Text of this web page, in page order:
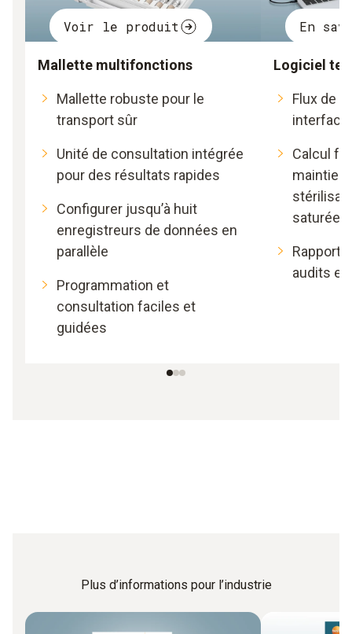
Voir le produit
Mallette multifonctions
Mallette robuste pour le
transport sûr
Unité de consultation intégrée
pour des résultats rapides
Configurer jusqu’à huit
enregistreurs de données en
parallèle
Programmation et
consultation faciles et
guidées
En
Logiciel
Flux de
interface
Calcul
maintien,
saturée
audits
Plus d’informations pour l’industrie